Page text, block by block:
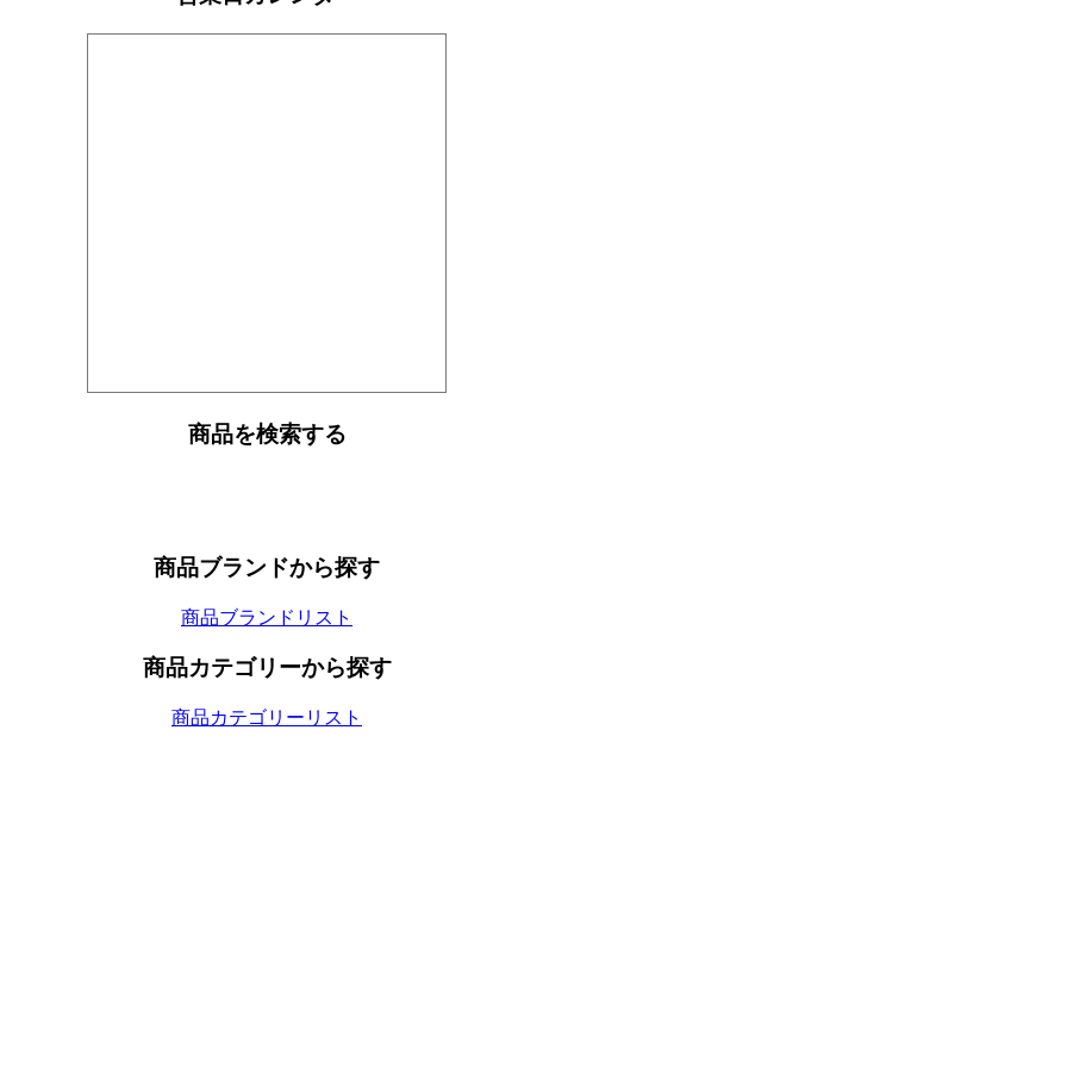
商品を検索する
商品ブランドから探す
商品ブランドリスト
商品カテゴリーから探す
商品カテゴリーリスト